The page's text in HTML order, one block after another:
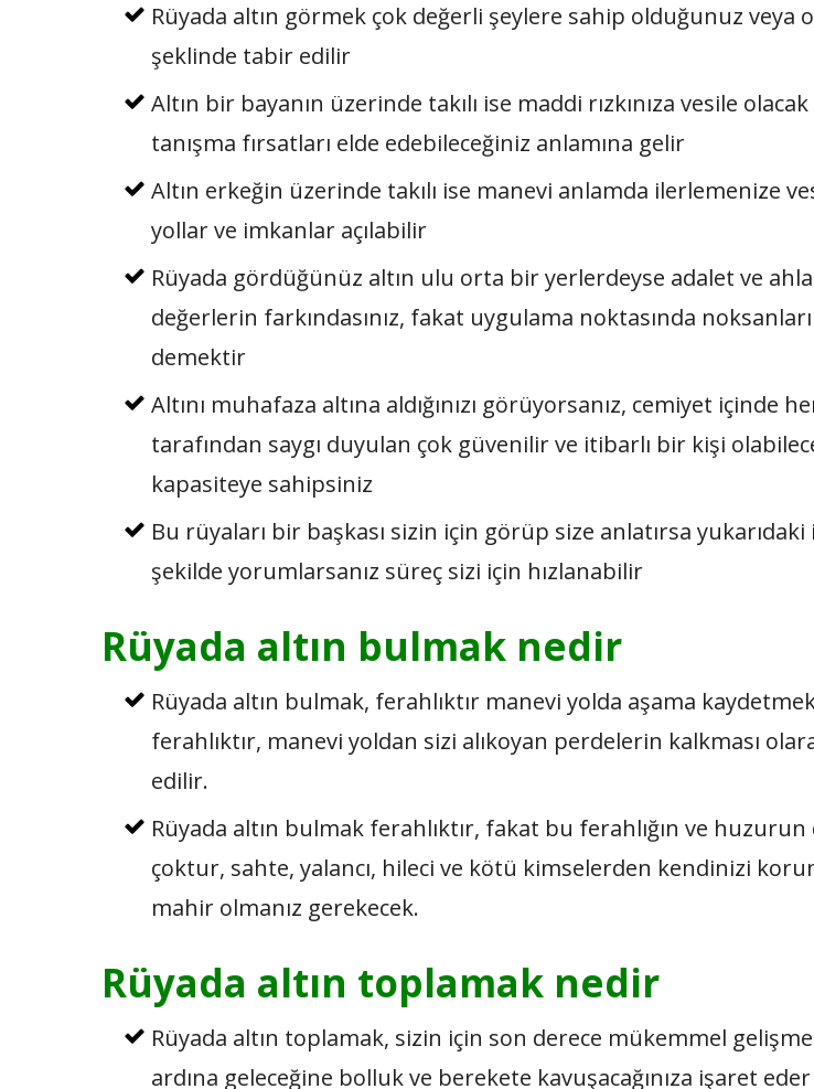
Rüyada altın görmek çok değerli şeylere sahip olduğunuz veya
şeklinde tabir edilir
Altın bir bayanın üzerinde takılı ise maddi rızkınıza vesile
tanışma fırsatları elde edebileceğiniz anlamına gelir
Altın erkeğin üzerinde takılı ise manevi anlamda ilerlemenize
yollar ve imkanlar açılabilir
Rüyada gördüğünüz altın ulu orta bir yerlerdeyse adalet ve
değerlerin farkındasınız, fakat uygulama noktasında
demektir
Altını muhafaza altına aldığınızı görüyorsanız, cemiyet içinde
tarafından saygı duyulan çok güvenilir ve itibarlı bir kişi
kapasiteye sahipsiniz
Bu rüyaları bir başkası sizin için görüp size anlatırsa yukarıdaki
şekilde yorumlarsanız süreç sizi için hızlanabilir
Rüyada altın bulmak nedir
Rüyada altın bulmak, ferahlıktır manevi yolda aşama
ferahlıktır, manevi yoldan sizi alıkoyan perdelerin kalkması
edilir.
Rüyada altın bulmak ferahlıktır, fakat bu ferahlığın ve huzurun
çoktur, sahte, yalancı, hileci ve kötü kimselerden kendinizi
mahir olmanız gerekecek.
Rüyada altın toplamak nedir
Rüyada altın toplamak, sizin için son derece mükemmel
ardına geleceğine bolluk ve berekete kavuşacağınıza işaret eder